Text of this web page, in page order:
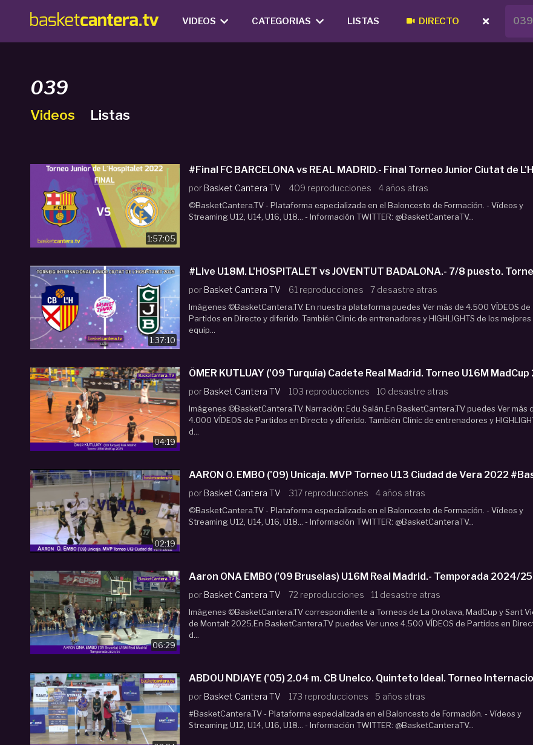
VIDEOS CATEGORIAS LISTAS DIRECTO
039
Videos Listas
1:57:05
#Final FC BARCELONA vs REAL MADRID.- Final Torneo Junior Ciutat de
por Basket Cantera TV 409 reproducciones 4 años atras
©BasketCantera.TV - Plataforma especializada en el Baloncesto de Formación. - Vídeos y
Streaming U12, U14, U16, U18... - Información TWITTER: @BasketCanteraTV...
1:37:10
#Live U18M. L'HOSPITALET vs JOVENTUT BADALONA.- 7/8 puesto.
por Basket Cantera TV 61 reproducciones 7 desastre atras
Imágenes ©BasketCantera.TV. En nuestra plataforma puedes Ver más de 4.500 VÍDEOS de
Partidos en Directo y diferido. También Clinic de entrenadores y HIGHLIGHTS de los mejores
equip...
04:19
ÖMER KUTLUAY ('09 Turquía) Cadete Real Madrid. Torneo U16M
por Basket Cantera TV 103 reproducciones 10 desastre atras
Imágenes ©BasketCantera.TV. Narración: Edu Salán.En BasketCantera.TV puedes Ver más
4.000 VÍDEOS de Partidos en Directo y diferido. También Clínic de entrenadores y
d...
02:19
AARON O. EMBO ('09) Unicaja. MVP Torneo U13 Ciudad de Vera 2022
por Basket Cantera TV 317 reproducciones 4 años atras
©BasketCantera.TV - Plataforma especializada en el Baloncesto de Formación. - Vídeos y
Streaming U12, U14, U16, U18... - Información TWITTER: @BasketCanteraTV...
06:29
por Basket Cantera TV 72 reproducciones 11 desastre atras
Imágenes ©BasketCantera.TV correspondiente a Torneos de La Orotava, MadCup y Sant
de Montalt 2025.En BasketCantera.TV puedes Ver unos 4.500 VÍDEOS de Partidos en
d...
ABDOU NDIAYE ('05) 2.04 m. CB Unelco. Quinteto
por Basket Cantera TV 173 reproducciones 5 años atras
#BasketCantera.TV - Plataforma especializada en el Baloncesto de Formación. - Vídeos y
Streaming U12, U14, U16, U18... - Información TWITTER: @BasketCanteraTV...